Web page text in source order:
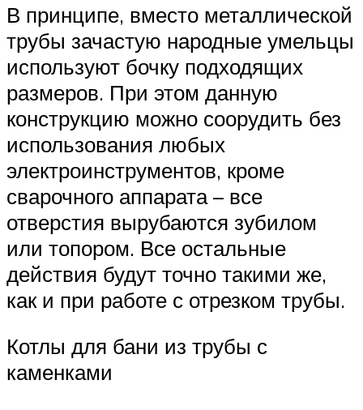
В принципе, вместо металлической
трубы зачастую народные умельцы
используют бочку подходящих
размеров. При этом данную
конструкцию можно соорудить без
использования любых
электроинструментов, кроме
сварочного аппарата – все
отверстия вырубаются зубилом
или топором. Все остальные
действия будут точно такими же,
как и при работе с отрезком трубы.
Котлы для бани из трубы с
каменками